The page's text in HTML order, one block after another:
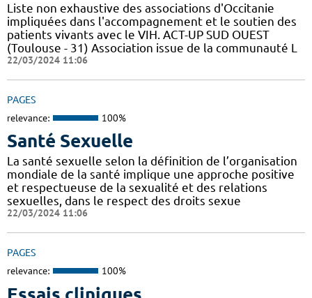
Liste non exhaustive des associations d'Occitanie
impliquées dans l'accompagnement et le soutien des
patients vivants avec le VIH. ACT-UP SUD OUEST
(Toulouse - 31) Association issue de la communauté L
22/03/2024 11:06
PAGES
relevance: 100%
Santé Sexuelle
La santé sexuelle selon la définition de l’organisation
mondiale de la santé implique une approche positive
et respectueuse de la sexualité et des relations
sexuelles, dans le respect des droits sexue
22/03/2024 11:06
PAGES
relevance: 100%